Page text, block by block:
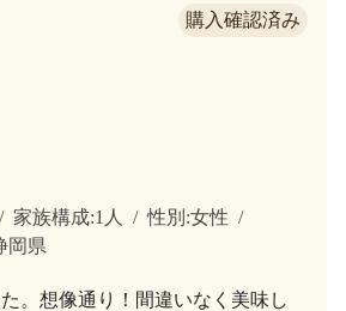
ません！
えたので、これからも買いたいで
家族構成:1人 性別:女性
岡県
。想像通り！間違いなく美味し